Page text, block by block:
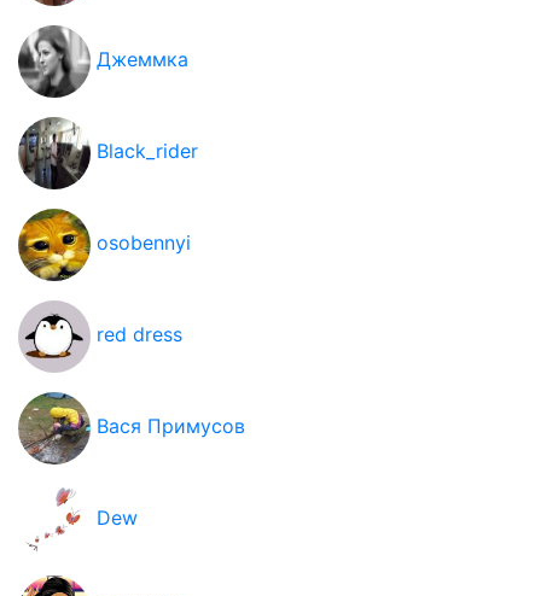
Джеммка
Black_rider
osobennyi
red dress
Вася Примусов
Dew